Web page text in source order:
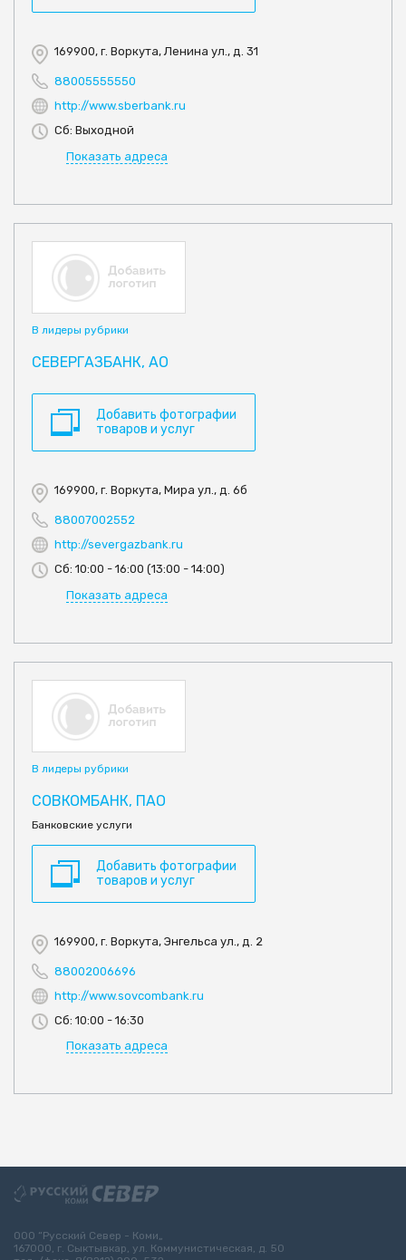
169900, г. Воркута, Ленина ул., д. 31
88005555550
http://www.sberbank.ru
Сб: Выходной
Показать адреса
В лидеры рубрики
СЕВЕРГАЗБАНК, АО
Добавить фотографии
товаров и услуг
169900, г. Воркута, Мира ул., д. 6б
88007002552
http://severgazbank.ru
Сб: 10:00 - 16:00 (13:00 - 14:00)
Показать адреса
В лидеры рубрики
СОВКОМБАНК, ПАО
Банковские услуги
Добавить фотографии
товаров и услуг
169900, г. Воркута, Энгельса ул., д. 2
88002006696
http://www.sovcombank.ru
Сб: 10:00 - 16:30
Показать адреса
ООО “Русский Север - Коми„
167000, г. Сыктывкар, ул. Коммунистическая, д. 50